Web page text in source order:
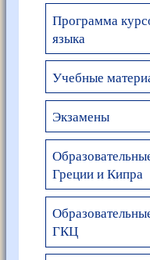
Программа
языка
Учебные
Экзамены
Греции и Кипра
ГКЦ